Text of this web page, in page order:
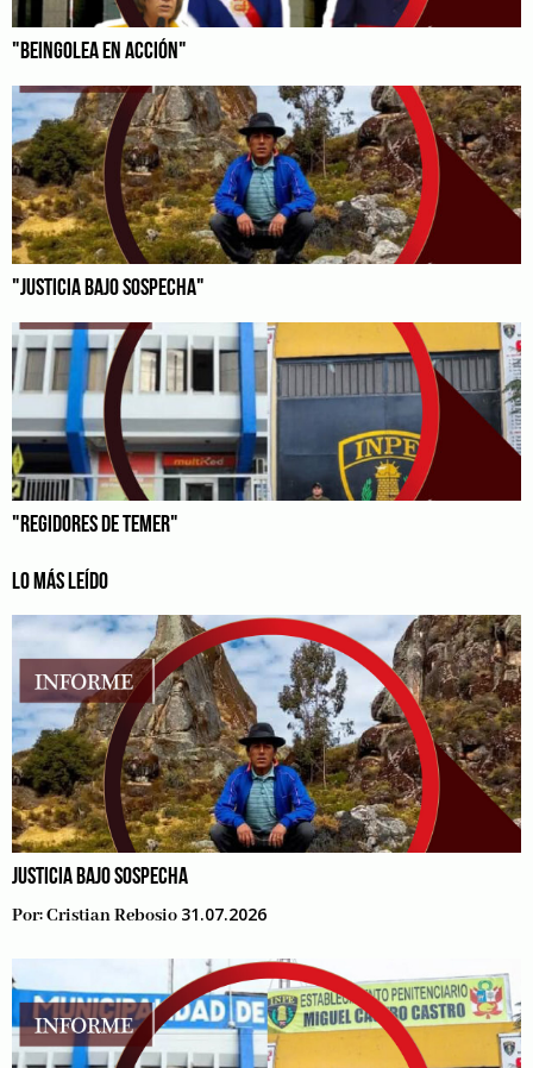
"BEINGOLEA EN ACCIÓN"
"JUSTICIA BAJO SOSPECHA"
"REGIDORES DE TEMER"
LO MÁS LEÍDO
JUSTICIA BAJO SOSPECHA
Por:Cristian Rebosio 31.07.2026